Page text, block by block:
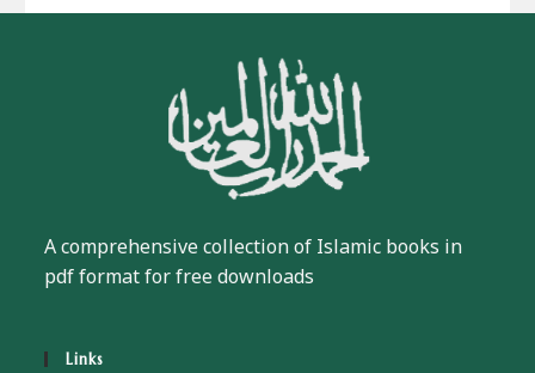
A comprehensive collection of Islamic books in
pdf format for free downloads
Links